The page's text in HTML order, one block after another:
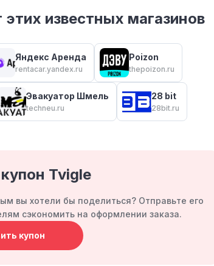
известных магазинов
Яндекс Аренда
rentacar.yandex.ru
Poizon
thepoizon.ru
Эвакуатор Шмель
techneu.ru
28 bit
28bit.ru
Tvigle
вы хотели бы поделиться? Отправьте его
сэкономить на оформлении заказа.
купон